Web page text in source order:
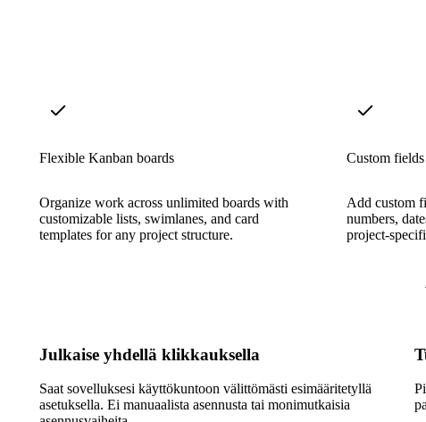
Flexible Kanban boards
Organize work across unlimited boards with
customizable lists, swimlanes, and card
templates for any project structure.
Custom fields
Add custom
numbers,
project-
Julkaise yhdellä klikkauksella
Saat sovelluksesi käyttökuntoon välittömästi esimääritetyllä
asetuksella. Ei manuaalista asennusta tai monimutkaisia